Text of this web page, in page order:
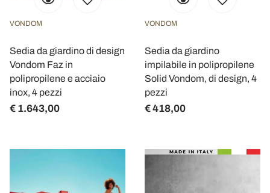
VONDOM
Sedia da giardino di design
Vondom Faz in
polipropilene e acciaio
inox, 4 pezzi
€ 1.643,00
VONDOM
Sedia da giardino
impilabile in polipropilene
Solid Vondom, di design, 4
pezzi
€ 418,00